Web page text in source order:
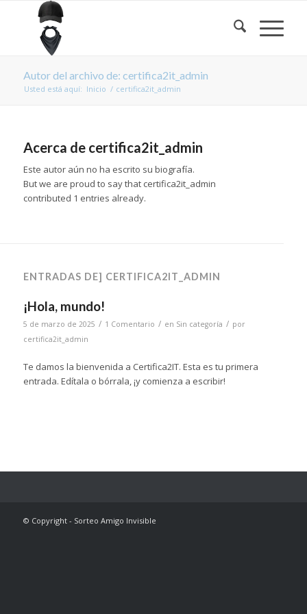
Autor del archivo de: certifica2it_admin
Usted está aquí: Inicio / certifica2it_admin
Acerca de certifica2it_admin
Este autor aún no ha escrito su biografía.
But we are proud to say that certifica2it_admin
contributed 1 entries already.
ENTRADAS DE] CERTIFICA2IT_ADMIN
¡Hola, mundo!
5 de marzo de 2025 / 1 Comentario / en Sin categoría / por
certifica2it_admin
Te damos la bienvenida a Certifica2IT. Esta es tu primera
entrada. Edítala o bórrala, ¡y comienza a escribir!
© Copyright - Sorteo Amigo Invisible